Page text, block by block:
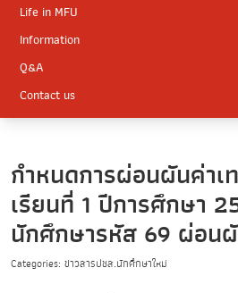
Life in MFU
Information
Q&A
Contact us
กำหนดการผ่อนผันค่าเ
เรียนที่ 1 ปีการศึกษา
นักศึกษารหัส 69 ผ่อน
Categories: ข่าวสารปชส.นักศึกษาใหม่